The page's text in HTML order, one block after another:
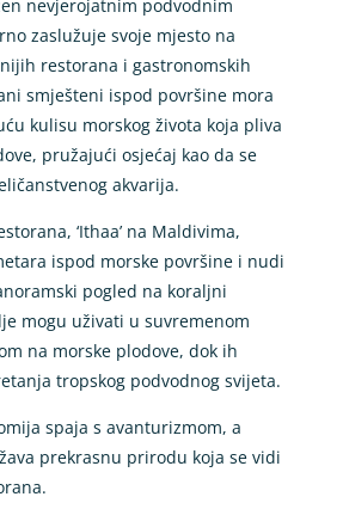
nevjerojatnim podvodnim
zaslužuje svoje mjesto na
restorana i gastronomskih
smješteni ispod površine mora
kulisu morskog života koja pliva
pružajući osjećaj kao da se
akvarija.
‘Ithaa’ na Maldivima,
ispod morske površine i nudi
pogled na koraljni
mogu uživati u suvremenom
na morske plodove, dok ih
tropskog podvodnog svijeta.
spaja s avanturizmom, a
prekrasnu prirodu koja se vidi